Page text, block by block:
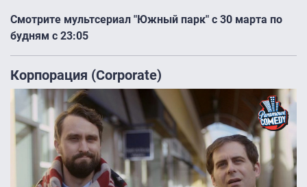
Смотрите мультсериал "Южный парк" с 30 марта по
будням c 23:05
Корпорация (Corporate)